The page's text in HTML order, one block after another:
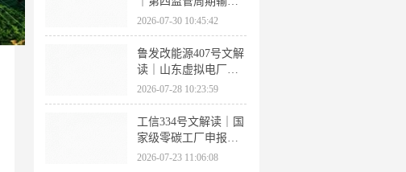
电价落地 电量电价下
调容量电价上调
2026-07-30 10:45:42
鲁发改能源407号文解
读｜山东虚拟电厂管
理办法全文 分布式光
伏打包入市规则详解
2026-07-28 10:23:59
工信334号文解读｜国
家级零碳工厂申报条
件、三大硬性指标、
2026-07-23 11:06:08